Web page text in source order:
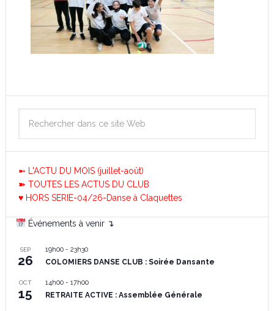
➼ L'ACTU DU MOIS (juillet-août)
➽ TOUTES LES ACTUS DU CLUB
♥ HORS SERIE-04/26-Danse à Claquettes
Événements à venir ↴
SEP
26
19h00- 23h30
COLOMIERS DANSE CLUB : Soirée Dansante
OCT
15
14h00- 17h00
RETRAITE ACTIVE : Assemblée Générale